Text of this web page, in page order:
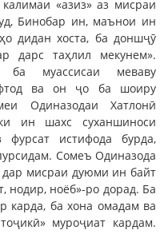
«азиз» аз мисраи
Бинобар ин, маънои ин
дидан хоста, ба доншҷӯ
дарс таҳлил мекунем».
муассисаи меваву
ва он ҷо ба шоиру
Одиназодаи Хатлонӣ
ин шахс суханшиноси
фурсат истифода бурда,
Сомеъ Одиназода
дар мисраи дуюми ин байт
нодир, ноёб»-ро дорад. Ба
карда, ба хона омадам ва
муроҷиат кардам.